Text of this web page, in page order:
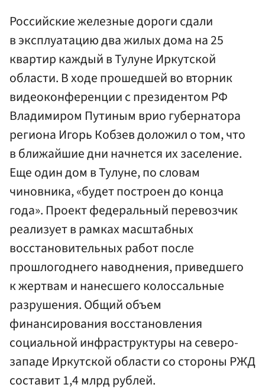
Российские железные дороги сдали
в эксплуатацию два жилых дома на 25
квартир каждый в Тулуне Иркутской
области. В ходе прошедшей во вторник
видеоконференции с президентом РФ
Владимиром Путиным врио губернатора
региона Игорь Кобзев доложил о том, что
в ближайшие дни начнется их заселение.
Еще один дом в Тулуне, по словам
чиновника, «будет построен до конца
года». Проект федеральный перевозчик
реализует в рамках масштабных
восстановительных работ после
прошлогоднего наводнения, приведшего
к жертвам и нанесшего колоссальные
разрушения. Общий объем
финансирования восстановления
социальной инфраструктуры на северо-
западе Иркутской области со стороны РЖД
составит 1,4 млрд рублей.